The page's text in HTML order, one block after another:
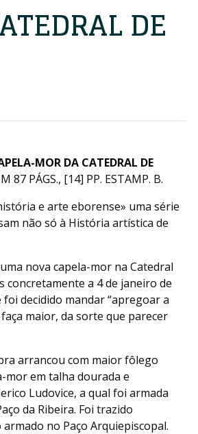
DE
MOR DA CATEDRAL DE
87 PÁGS., [14] PP. ESTAMP. B.
e arte eborense» uma série
não só à História artística de
nova capela-mor na Catedral
concretamente a 4 de janeiro de
decidido mandar “apregoar a
maior, da sorte que parecer
arrancou com maior fôlego
mor em talha dourada e
Ludovice, a qual foi armada
da Ribeira. Foi trazido
no Paço Arquiepiscopal.